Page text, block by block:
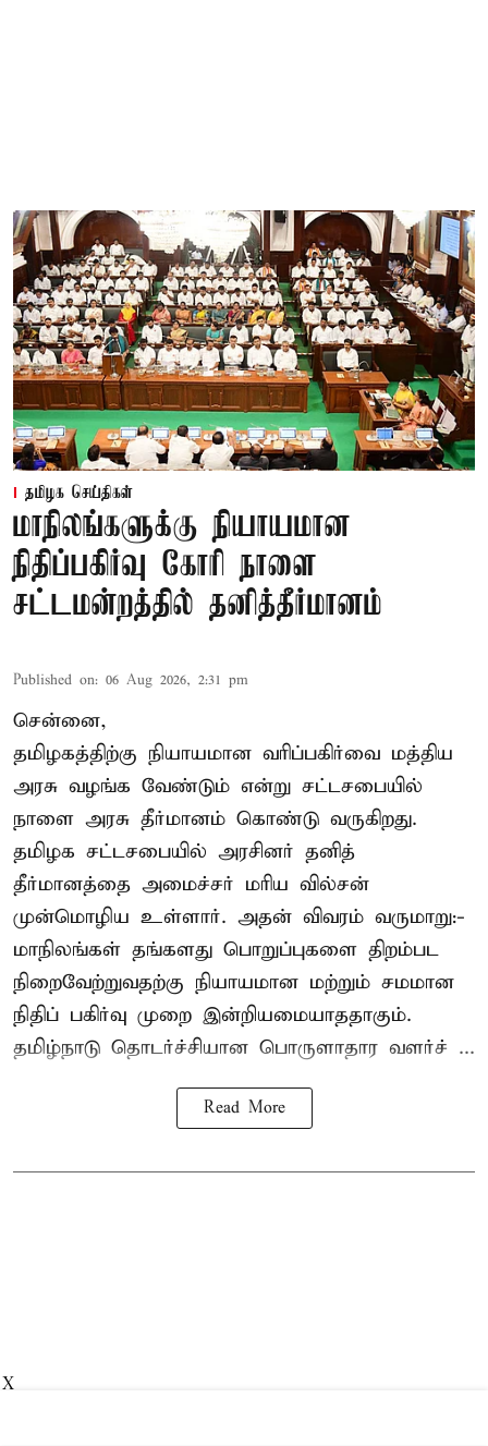
தமிழக செய்திகள்
மாநிலங்களுக்கு நியாயமான
நிதிப்பகிர்வு கோரி நாளை
சட்டமன்றத்தில் தனித்தீர்மானம்
Published on: 06 Aug 2026, 2:31 pm
சென்னை,
தமிழகத்திற்கு நியாயமான வரிப்பகிர்வை மத்திய
அரசு வழங்க வேண்டும் என்று சட்டசபையில்
நாளை அரசு தீர்மானம் கொண்டு வருகிறது.
தமிழக சட்டசபையில் அரசினர் தனித்
தீர்மானத்தை அமைச்சர் மரிய வில்சன்
முன்மொழிய உள்ளார். அதன் விவரம் வருமாறு:-
மாநிலங்கள் தங்களது பொறுப்புகளை திறம்பட
நிறைவேற்றுவதற்கு நியாயமான மற்றும் சமமான
நிதிப் பகிர்வு முறை இன்றியமையாததாகும்.
தமிழ்நாடு தொடர்ச்சியான பொருளாதார வளர்ச் ...
Read More
X